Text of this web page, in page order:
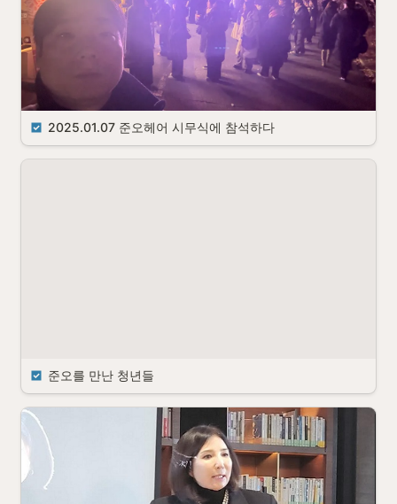
2025.01.07 준오헤어 시무식에 참석하다
준오를 만난 청년들